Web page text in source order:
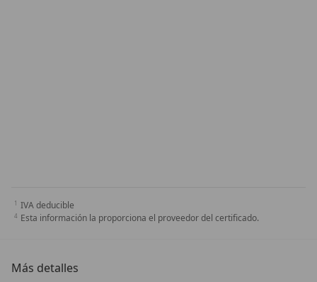
IVA deducible
Esta información la proporciona el proveedor del certificado.
Más detalles